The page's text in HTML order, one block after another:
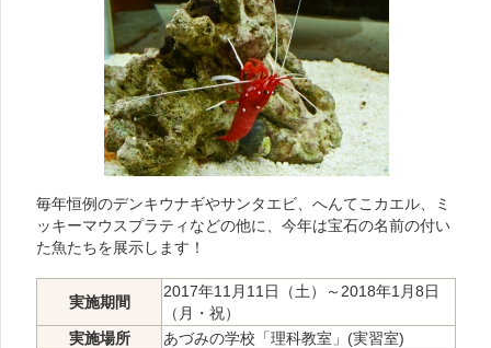
毎年恒例のデンキウナギやサンタエビ、へんてこカエル、ミ
ッキーマウスプラティなどの他に、今年は宝石の名前の付い
た魚たちを展示します！
実施期間
2017年11月11日（土）～2018年1月8日
（月・祝）
実施場所
あづみの学校「理科教室」(実習室)